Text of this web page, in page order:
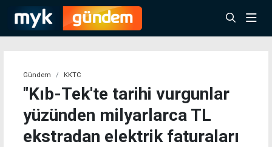
Gündem KKTC
"Kıb-Tek'te tarihi vurgunlar
yüzünden milyarlarca TL
ekstradan elektrik faturaları